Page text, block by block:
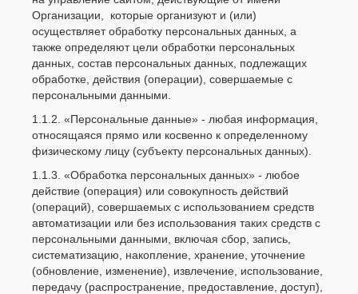
Организации, которые организуют и (или)
осуществляет обработку персональных данных, а
также определяют цели обработки персональных
данных, состав персональных данных, подлежащих
обработке, действия (операции), совершаемые с
персональными данными.
1.1.2. «Персональные данные» - любая информация,
относящаяся прямо или косвенно к определенному
физическому лицу (субъекту персональных данных).
1.1.3. «Обработка персональных данных» - любое
действие (операция) или совокупность действий
(операций), совершаемых с использованием средств
автоматизации или без использования таких средств с
персональными данными, включая сбор, запись,
систематизацию, накопление, хранение, уточнение
(обновление, изменение), извлечение, использование,
передачу (распространение, предоставление, доступ),